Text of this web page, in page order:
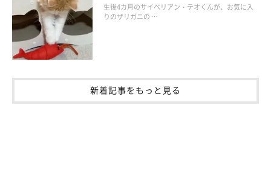
生後4カ月のサイベリアン・テオくんが、お気に入
りのザリガニの …
新着記事をもっと見る